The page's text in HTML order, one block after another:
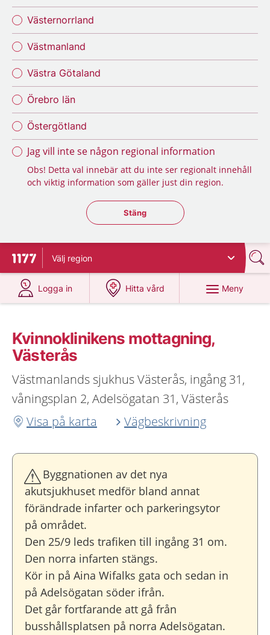
Västernorrland
Västmanland
Västra Götaland
Örebro län
Östergötland
Jag vill inte se någon regional information
Obs! Detta val innebär att du inte ser regionalt innehåll
och viktig information som gäller just din region.
Stäng regionsväljaren
Stäng
Till startsidan för 1177
Välj region
Logga in
på 1177.se
Hitta vård
på 1177.se
Meny
Kvinnoklinikens mottagning,
Västerås
Västmanlands sjukhus Västerås, ingång 31,
våningsplan 2, Adelsögatan 31, Västerås
Visa på karta
Vägbeskrivning
Byggnationen av det nya
akutsjukhuset medför bland annat
förändrade infarter och parkeringsytor
på området.
Den 25/9 leds trafiken till ingång 31 om.
Den norra infarten stängs.
Kör in på Aina Wifalks gata och sedan in
på Adelsögatan söder ifrån.
Det går fortfarande att gå från
busshållsplatsen på norra Adelsögatan.